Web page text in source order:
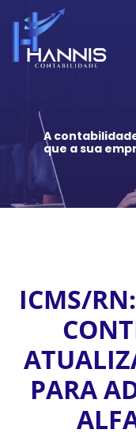
A
que a sua
ICMS/
PARA